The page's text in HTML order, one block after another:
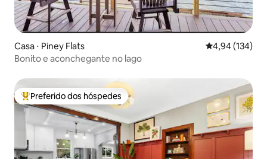
Casa ⋅ Piney Flats 4,94 de uma
4,94 (134)
Bonito e aconchegante no lago
Entre os melhores preferidos dos hóspedes
Preferido dos hóspedes